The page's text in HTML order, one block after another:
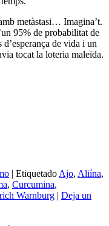
metàstasi… Imagina’t.
95% de probabilitat de
de vida i un
tocat la loteria maleïda.
| Etiquetado Ajo, Aliína,
, Curcumina,
Warnburg | Deja un